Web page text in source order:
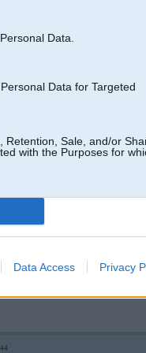
Data.
Data for Targeted
Retention, Sale, and/or
with the Purposes for
Data Access Privacy